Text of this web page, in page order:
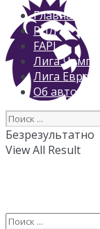
Главная
РПЛ
FAPL
Лига
Лига
Об авторе
Безрезультатно
View All Result